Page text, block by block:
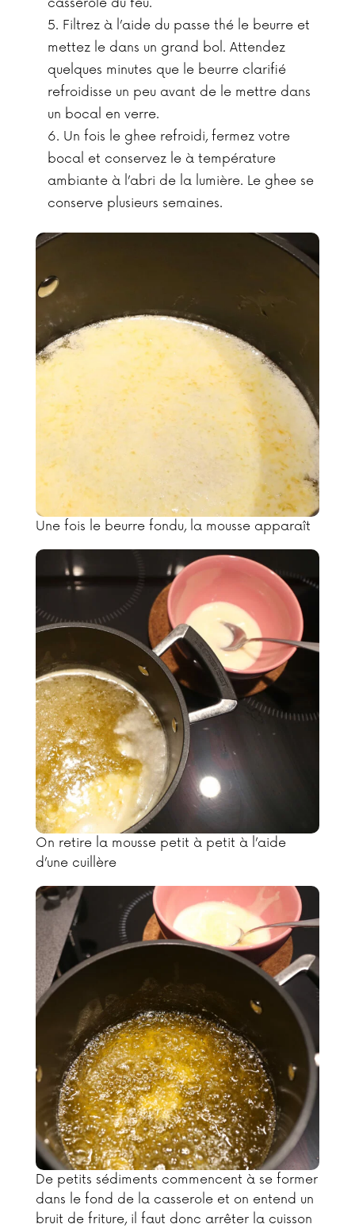
Filtrez à l’aide du passe thé le beurre et
mettez le dans un grand bol. Attendez
quelques minutes que le beurre clarifié
refroidisse un peu avant de le mettre dans
un bocal en verre.
Un fois le ghee refroidi, fermez votre
bocal et conservez le à température
ambiante à l’abri de la lumière. Le ghee se
conserve plusieurs semaines.
Une fois le beurre fondu, la mousse apparaît
On retire la mousse petit à petit à l’aide
d’une cuillère
De petits sédiments commencent à se former
dans le fond de la casserole et on entend un
bruit de friture, il faut donc arrêter la cuisson